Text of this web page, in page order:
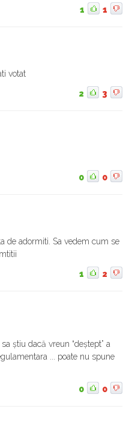
1 1
votat
2 3
0 0
de adormiti. Sa vedem cum se
1 2
știu dacă vreun “deștept” a
... poate nu spune
0 0